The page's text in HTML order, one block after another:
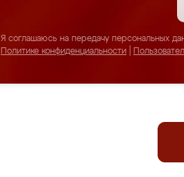
Я соглашаюсь на передачу персональных
Политике конфиденциальности